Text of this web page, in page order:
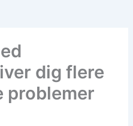
dig flere